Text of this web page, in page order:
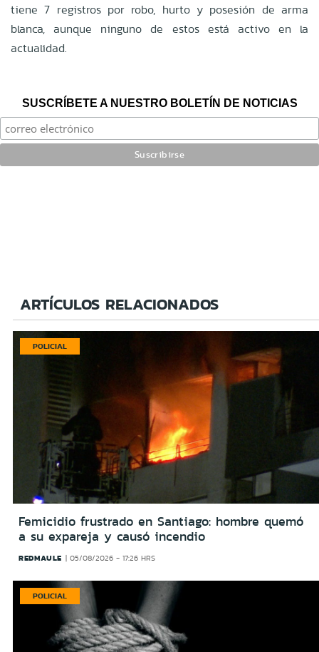
tiene 7 registros por robo, hurto y posesión de arma
blanca, aunque ninguno de estos está activo en la
actualidad.
SUSCRÍBETE A NUESTRO BOLETÍN DE NOTICIAS
ARTÍCULOS RELACIONADOS
POLICIAL
Femicidio frustrado en Santiago: hombre quemó
a su expareja y causó incendio
REDMAULE 05/08/2026 - 17:26 HRS
POLICIAL